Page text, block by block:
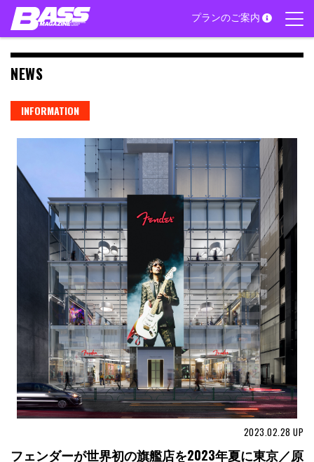
Skip
content
プランのご案内
NEWS
INFORMATION
2023.02.28 UP
フェンダーが世界初の旗艦店を2023年夏に東京／原